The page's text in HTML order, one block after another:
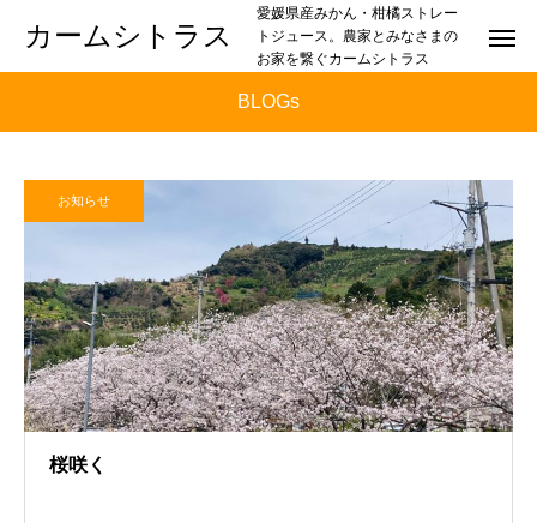
カームシトラス
愛媛県産みかん・柑橘ストレー
トジュース。農家とみなさまの
お家を繋ぐカームシトラス
BLOGs
お知らせ
桜咲く